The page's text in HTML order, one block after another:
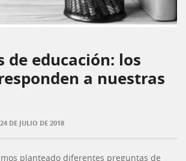
de educación: los
a nuestras
24 DE JULIO DE 2018
planteado diferentes preguntas de